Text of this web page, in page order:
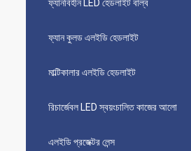
ফ্যানবিহীন LED হেডলাইট বাল্ব
ফ্যান কুলড এলইডি হেডলাইট
মাল্টিকালার এলইডি হেডলাইট
রিচার্জেবল LED স্বয়ংচালিত কাজের আলো
এলইডি প্রজেক্টর লেন্স